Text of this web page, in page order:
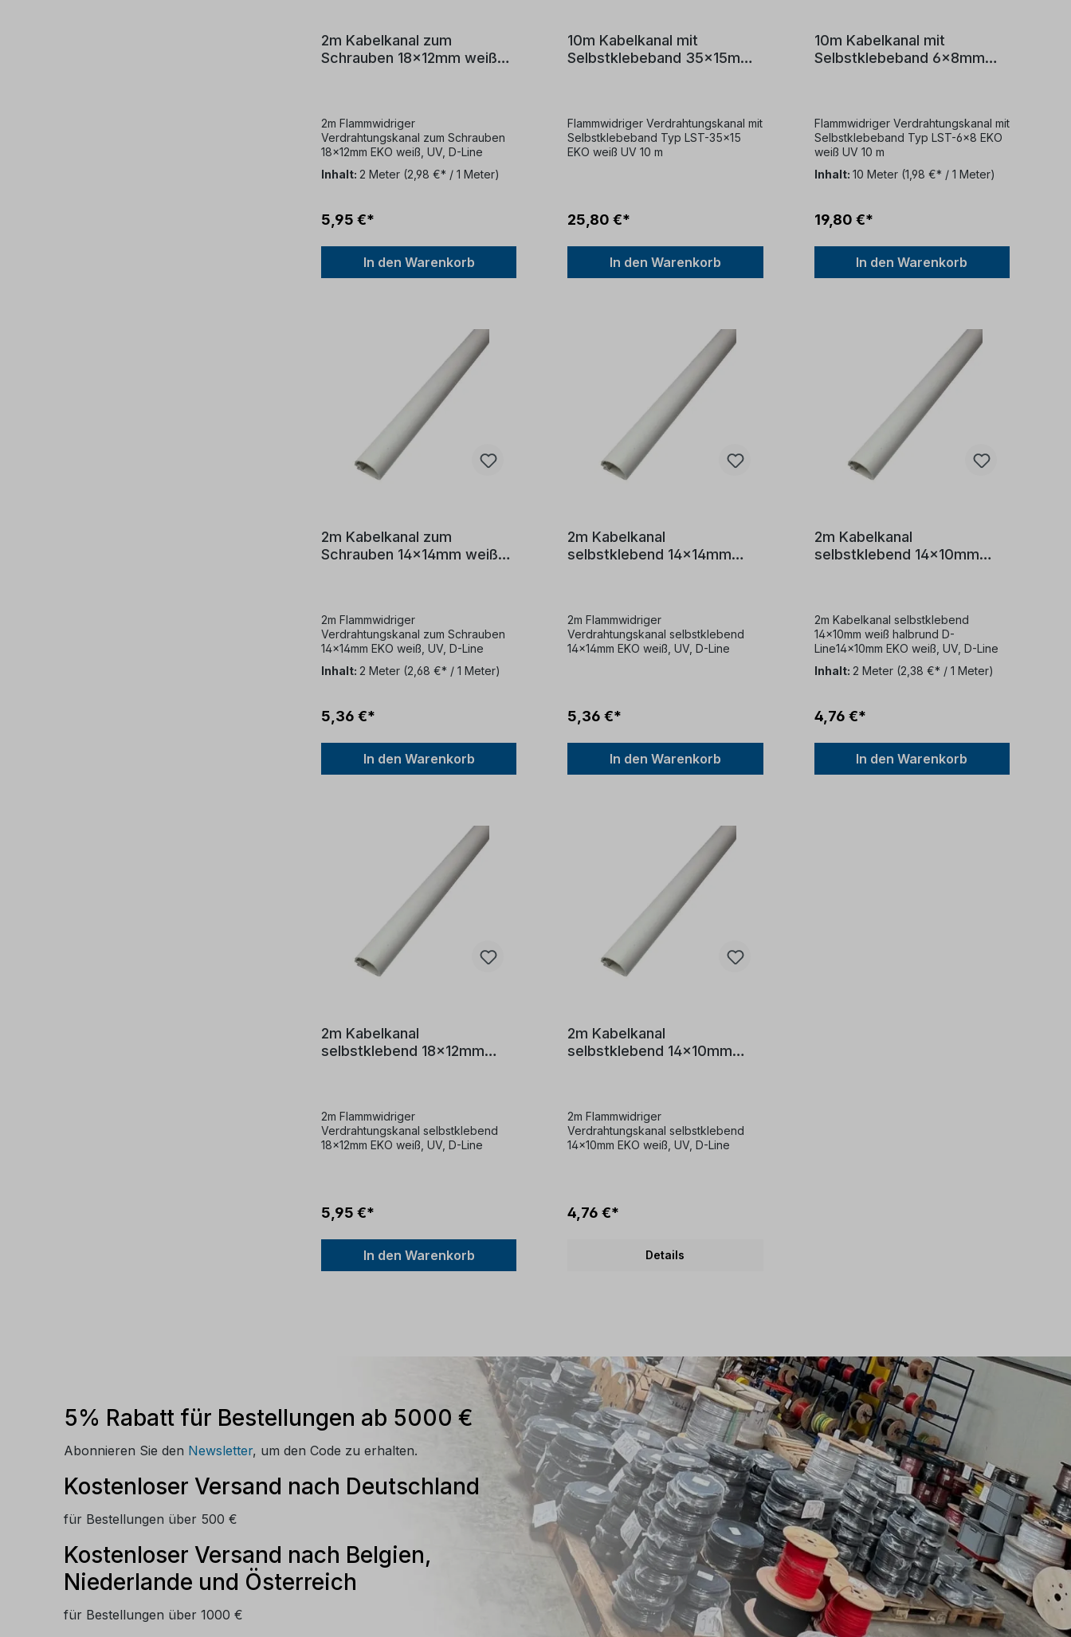
2m Kabelkanal zum
Schrauben 18x12mm weiß
2m Flammwidriger
Verdrahtungskanal zum Schrauben
18x12mm EKO weiß, UV, D-Line
Inhalt: 2 Meter (2,98 €* / 1 Meter)
5,95 €*
In den Warenkorb
10m Kabelkanal mit
Selbstklebeband 35x15mm
Flammwidriger Verdrahtungskanal mit
Selbstklebeband Typ LST-35x15
EKO weiß UV 10 m
25,80 €*
In den Warenkorb
10m Kabelkanal mit
Selbstklebeband 6x8mm
Flammwidriger Verdrahtungskanal mit
Selbstklebeband Typ LST-6x8 EKO
weiß UV 10 m
Inhalt: 10 Meter (1,98 €* / 1 Meter)
19,80 €*
In den Warenkorb
2m Kabelkanal zum
Schrauben 14x14mm weiß
2m Flammwidriger
Verdrahtungskanal zum Schrauben
14x14mm EKO weiß, UV, D-Line
Inhalt: 2 Meter (2,68 €* / 1 Meter)
5,36 €*
In den Warenkorb
2m Kabelkanal
selbstklebend 14x14mm
2m Flammwidriger
Verdrahtungskanal selbstklebend
14x14mm EKO weiß, UV, D-Line
5,36 €*
In den Warenkorb
2m Kabelkanal
selbstklebend 14x10mm
2m Kabelkanal selbstklebend
14x10mm weiß halbrund D-
Line14x10mm EKO weiß, UV, D-Line
Inhalt: 2 Meter (2,38 €* / 1 Meter)
4,76 €*
In den Warenkorb
2m Kabelkanal
selbstklebend 18x12mm
2m Flammwidriger
Verdrahtungskanal selbstklebend
18x12mm EKO weiß, UV, D-Line
5,95 €*
In den Warenkorb
2m Kabelkanal
selbstklebend 14x10mm
2m Flammwidriger
Verdrahtungskanal selbstklebend
14x10mm EKO weiß, UV, D-Line
4,76 €*
Details
5% Rabatt für Bestellungen ab 5000 €
Abonnieren Sie den Newsletter, um den Code zu erhalten.
Kostenloser Versand nach Deutschland
für Bestellungen über 500 €
Kostenloser Versand nach Belgien,
Niederlande und Österreich
für Bestellungen über 1000 €